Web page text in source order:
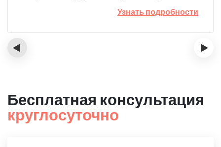
Узнать подробности
‹ ›
Бесплатная консультация
круглосуточно